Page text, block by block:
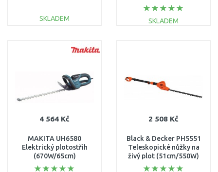
SKLADEM
20
SKLADEM
4 564 Kč
MAKITA UH6580
Elektrický plotostřih
(670W/65cm)
2 508 Kč
Black & Decker PH5551
Teleskopické nůžky na
živý plot (51cm/550W)